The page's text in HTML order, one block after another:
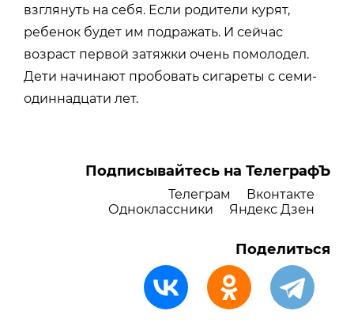
взглянуть на себя. Если родители курят,
ребенок будет им подражать. И сейчас
возраст первой затяжки очень помолодел.
Дети начинают пробовать сигареты с семи-
одиннадцати лет.
Подписывайтесь на ТелеграфЪ
Телеграм
Вконтакте
Одноклассники
Яндекс Дзен
Поделиться